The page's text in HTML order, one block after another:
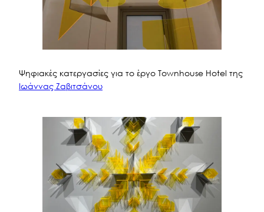
Ψηφιακές κατεργασίες για το έργο Townhouse Hotel της
Ιωάννας Ζαβιτσάνου